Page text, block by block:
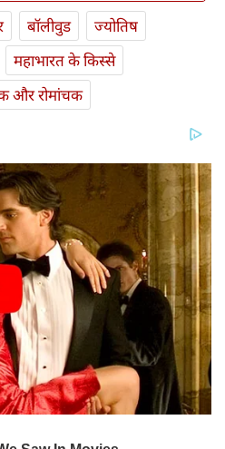
बॉलीवुड
ज्योतिष
महाभारत के किस्से
और रोमांचक